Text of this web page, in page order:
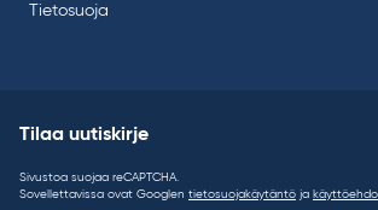
Tietosuoja
Tilaa uutiskirje
Sivustoa suojaa reCAPTCHA.
Sovellettavissa ovat Googlen tietosuojakäytäntö ja